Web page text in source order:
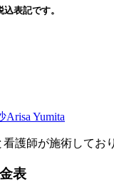
表記です。
Arisa Yumita
護師が施術してお
表